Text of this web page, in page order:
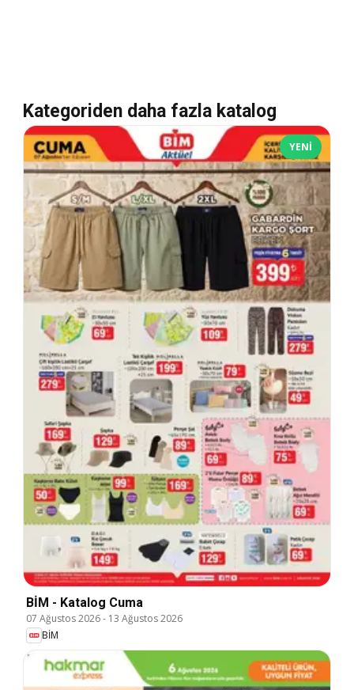
Kategoriden daha fazla katalog
YENI
BİM - Katalog Cuma
07 Ağustos 2026- 13 Ağustos 2026
BİM